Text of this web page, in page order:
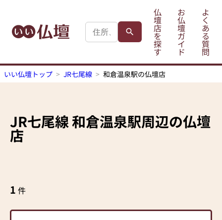
仏
壇
店
を
探
す
お
仏
壇
ガ
イ
ド
よ
く
あ
る
質
問
いい仏壇トップ JR七尾線 和倉温泉駅の仏壇店
JR七尾線和倉温泉駅周辺の仏壇
店
1 件